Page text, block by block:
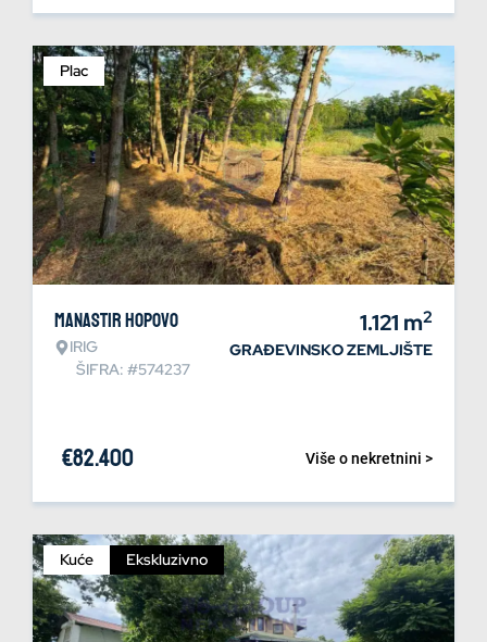
Plac
Manastir Hopovo
IRIG
ŠIFRA: #574237
1.121 m2
GRAĐEVINSKO ZEMLJIŠTE
Više o nekretnini >
€82.400
Kuće Ekskluzivno